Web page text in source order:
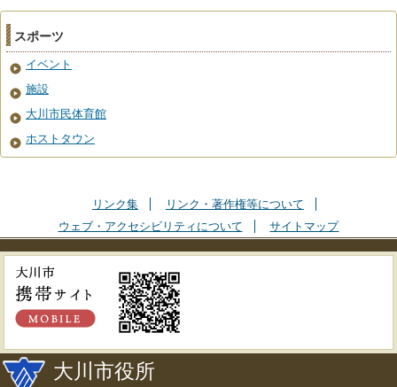
スポーツ
イベント
施設
大川市民体育館
ホストタウン
リンク集
リンク・著作権等について
ウェブ・アクセシビリティについて
サイトマップ
大川市役所